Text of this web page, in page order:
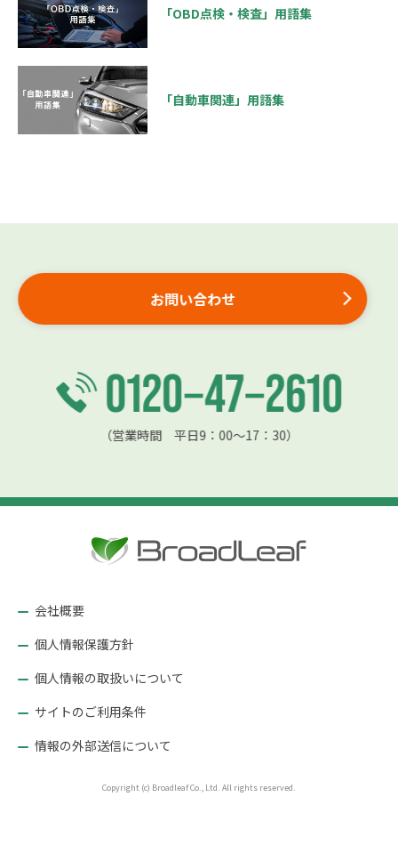
「OBD点検・検査」用語集
「自動車関連」用語集
お問い合わせ
（営業時間 平日9：00〜17：30）
会社概要
個人情報保護方針
個人情報の取扱いについて
サイトのご利用条件
情報の外部送信について
Copyright (c) Broadleaf Co., Ltd. All rights reserved.